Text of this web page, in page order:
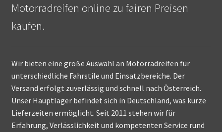
Motorradreifen online zu fairen Preisen
kaufen.
Wir bieten eine große Auswahl an Motorradreifen für
unterschiedliche Fahrstile und Einsatzbereiche. Der
Versand erfolgt zuverlässig und schnell nach Österreich.
Unser Hauptlager befindet sich in Deutschland, was kurze
Lieferzeiten ermöglicht. Seit 2011 stehen wir für
Erfahrung, Verlässlichkeit und kompetenten Service rund